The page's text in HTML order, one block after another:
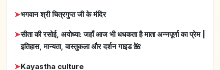
➤भगवान श्री चित्रगुप्त जी के मंदिर
➤सीता की रसोई, अयोध्या: जहाँ आज भी धधकता है माता अन्नपूर्णा का प्रेम |
इतिहास, मान्यता, वास्तुकला और दर्शन गाइड 🌺
➤Kayastha culture